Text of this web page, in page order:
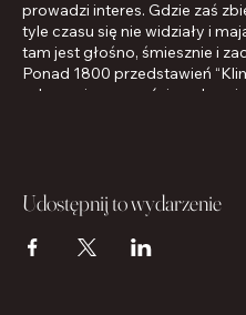
prowadzi interes. Gdzie zaś
tyle czasu się nie widziały i
tam jest głośno, śmiesznie i
Ponad 1800 przedstawień
od premiery wyraźnie
piosenki we wspaniałych
których nie można przestać
układy i ta niepowtarzalna
Udostępnij to wydarzenie